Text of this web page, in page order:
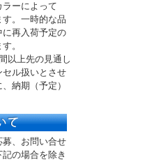
ーによって
。一時的な品
再入荷予定の
。
以上先の見通し
ル扱いとさせ
納期（予定）
募、お問い合せ
の場合を除き